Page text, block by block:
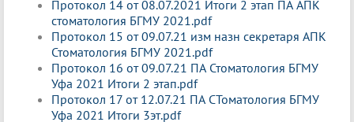
Протокол 14 от 08.07.2021 Итоги 2 этап ПА АПК
стоматология БГМУ 2021.pdf
Протокол 15 от 09.07.21 изм назн секретаря АПК
Стоматология БГМУ 2021.pdf
Протокол 16 от 09.07.21 ПА Стоматология БГМУ
Уфа 2021 Итоги 2 этап.pdf
Протокол 17 от 12.07.21 ПА СТоматология БГМУ
Уфа 2021 Итоги 3эт.pdf